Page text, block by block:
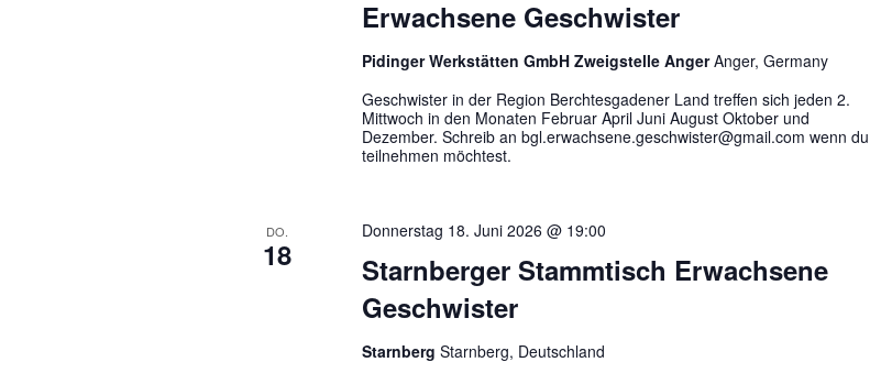
Erwachsene Geschwister
Pidinger Werkstätten GmbH Zweigstelle AngerAnger, Germany
Geschwister in der Region Berchtesgadener Land treffen sich jeden 2.
Mittwoch in den Monaten Februar April Juni August Oktober und
Dezember. Schreib an bgl.erwachsene.geschwister@gmail.com wenn du
teilnehmen möchtest.
DO.
18
Starnberger Stammtisch Erwachsene
Geschwister
Donnerstag 18. Juni 2026 @ 19:00
Starnberg Starnberg, Deutschland